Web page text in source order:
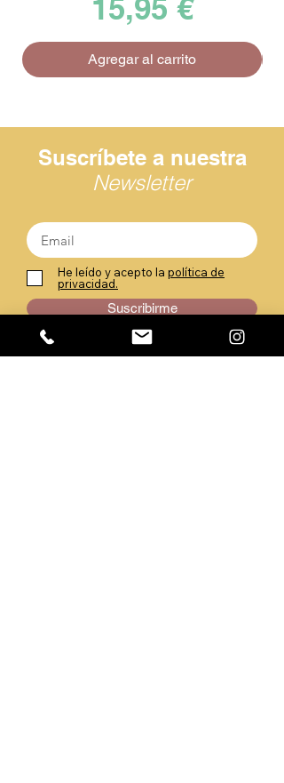
15,95 €
Agregar al carrito
Suscríbete a nuestra
Newsletter
He leído y acepto la política de
privacidad.
Suscribirme